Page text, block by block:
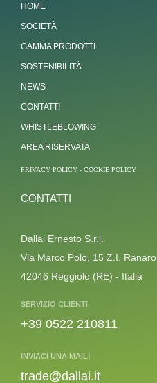
HOME
SOCIETÀ
GAMMA PRODOTTI
SOSTENIBILITÀ
NEWS
CONTATTI
WHISTLEBLOWING
AREA RISERVATA
PRIVACY POLICY - COOKIE POLICY
CONTATTI
Dallai Ernesto S.r.l.
Via Marco Polo, 15 Z.I. Ranaro
42046 Reggiolo (RE) - Italia
SERVIZIO CLIENTI
+39 0522 210811
INVIACI UNA MAIL!
trade@dallai.it